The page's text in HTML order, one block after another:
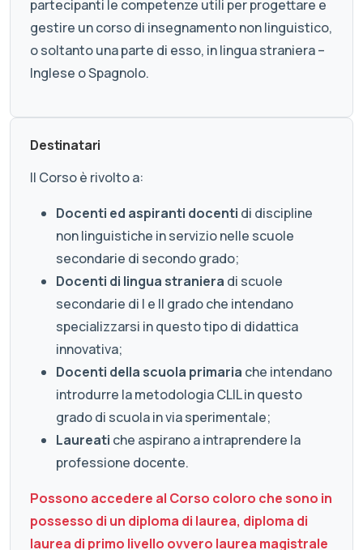
partecipanti le competenze utili per progettare e
gestire un corso di insegnamento non linguistico,
o soltanto una parte di esso, in lingua straniera –
Inglese o Spagnolo.
Destinatari
Il Corso è rivolto a:
Docenti ed aspiranti docenti di discipline
non linguistiche in servizio nelle scuole
secondarie di secondo grado;
Docenti di lingua straniera di scuole
secondarie di I e II grado che intendano
specializzarsi in questo tipo di didattica
innovativa;
Docenti della scuola primaria che intendano
introdurre la metodologia CLIL in questo
grado di scuola in via sperimentale;
Laureati che aspirano a intraprendere la
professione docente.
Possono accedere al Corso coloro che sono in
possesso di un diploma di laurea, diploma di
laurea di primo livello ovvero laurea magistrale